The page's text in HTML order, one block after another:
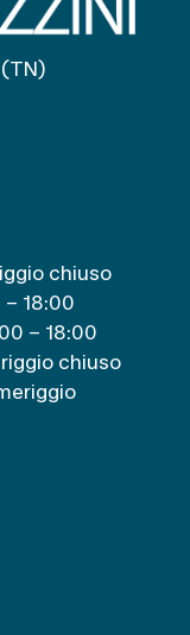
chiuso
18:00
– 18:00
chiuso